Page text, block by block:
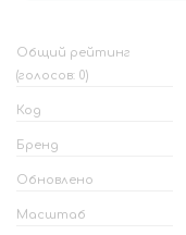
Общий рейтинг
(голосов: 0)
Код
Бренд
Обновлено
Масштаб